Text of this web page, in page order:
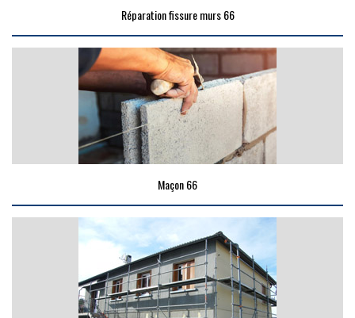
Réparation fissure murs 66
Maçon 66